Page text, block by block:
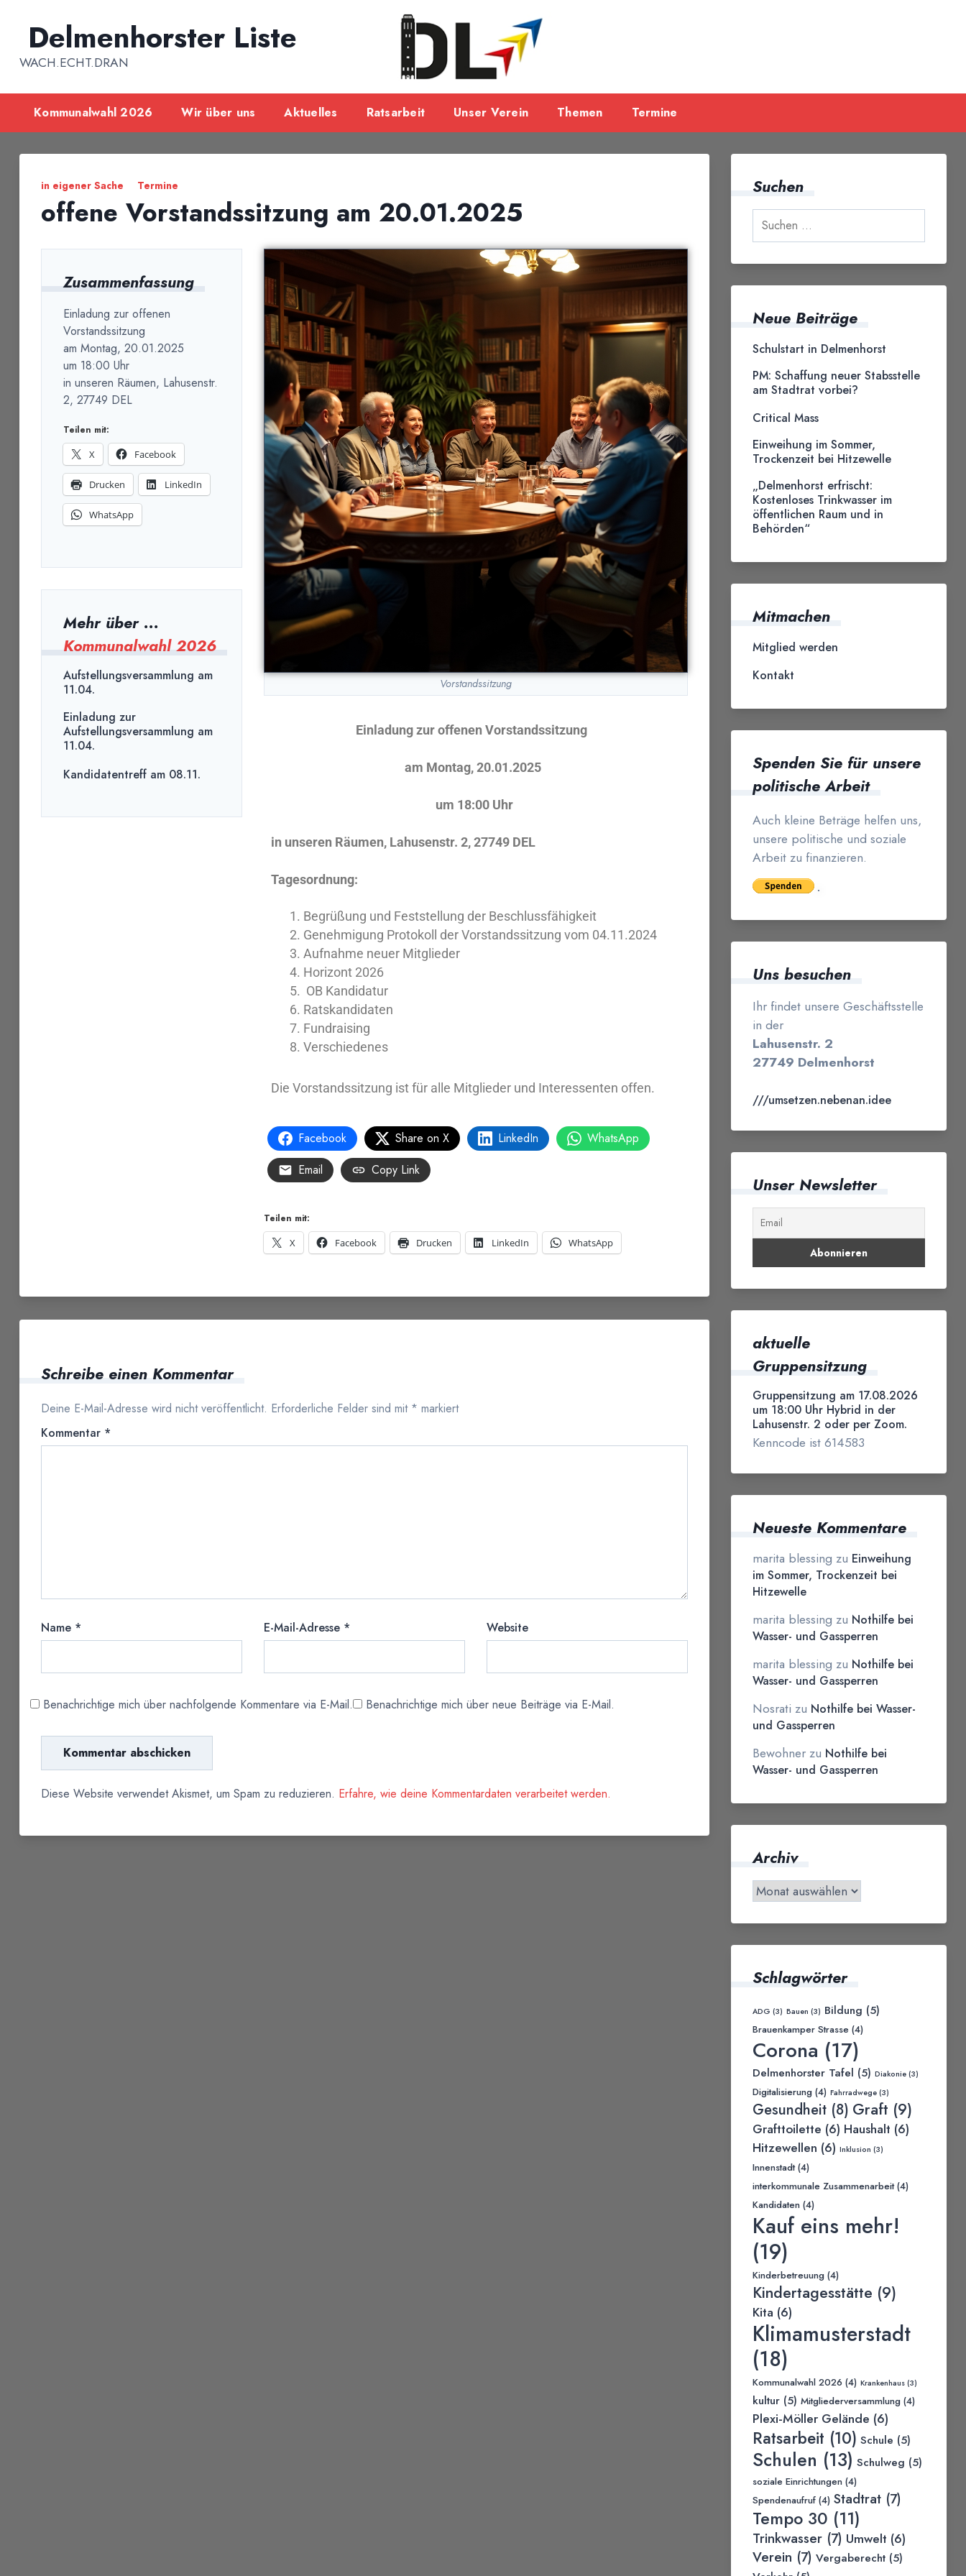
Delmenhorster Liste
WACH.ECHT.DRAN
Kommunalwahl 2026 Wir über uns Aktuelles Ratsarbeit Unser Verein Themen Termine
in eigener Sache Termine
offene Vorstandssitzung am 20.01.2025
Zusammenfassung
Einladung zur offenen
Vorstandssitzung
am Montag, 20.01.2025
um 18:00 Uhr
in unseren Räumen, Lahusenstr.
2, 27749 DEL
Teilen mit:
X
Facebook
Drucken LinkedIn
WhatsApp
Mehr über ...
Kommunalwahl 2026
Aufstellungsversammlung am
11.04.
Einladung zur
Aufstellungsversammlung am
11.04.
Kandidatentreff am 08.11.
Vorstandssitzung
Einladung zur offenen Vorstandssitzung
am Montag, 20.01.2025
um 18:00 Uhr
in unseren Räumen, Lahusenstr. 2, 27749 DEL
Tagesordnung:
Begrüßung und Feststellung der Beschlussfähigkeit
Genehmigung Protokoll der Vorstandssitzung vom 04.11.2024
Aufnahme neuer Mitglieder
Horizont 2026
OB Kandidatur
Ratskandidaten
Fundraising
Verschiedenes
Die Vorstandssitzung ist für alle Mitglieder und Interessenten offen.
Facebook Share on X LinkedIn
WhatsApp
Email
Copy Link
Teilen mit:
X
Facebook Drucken LinkedIn WhatsApp
Schreibe einen Kommentar
Deine E-Mail-Adresse wird nicht veröffentlicht. Erforderliche Felder sind mit * markiert
Kommentar *
Name * E-Mail-Adresse * Website
Benachrichtige mich über nachfolgende Kommentare via E-Mail. Benachrichtige mich über neue Beiträge via E-Mail.
Diese Website verwendet Akismet, um Spam zu reduzieren. Erfahre, wie deine Kommentardaten verarbeitet werden.
Suchen
Neue Beiträge
Schulstart in Delmenhorst
PM: Schaffung neuer Stabsstelle
am Stadtrat vorbei?
Critical Mass
Einweihung im Sommer,
Trockenzeit bei Hitzewelle
„Delmenhorst erfrischt:
Kostenloses Trinkwasser im
öffentlichen Raum und in
Behörden“
Mitmachen
Mitglied werden
Kontakt
Spenden Sie für unsere
politische Arbeit
Auch kleine Beträge helfen uns,
unsere politische und soziale
Arbeit zu finanzieren.
Uns besuchen
Ihr findet unsere Geschäftsstelle
in der
Lahusenstr. 2
27749 Delmenhorst
///umsetzen.nebenan.idee
Unser Newsletter
aktuelle
Gruppensitzung
Gruppensitzung am 17.08.2026
um 18:00 Uhr Hybrid in der
Lahusenstr. 2 oder per Zoom.
Kenncode ist 614583
Neueste Kommentare
marita blessing zu Einweihung
im Sommer, Trockenzeit bei
Hitzewelle
marita blessing zu Nothilfe bei
Wasser- und Gassperren
marita blessing zu Nothilfe bei
Wasser- und Gassperren
Nosrati zu Nothilfe bei Wasser-
und Gassperren
Bewohnerzu Nothilfe bei
Wasser- und Gassperren
Archiv
Schlagwörter
ADG (3) Bauen (3) Bildung (5)
Brauenkamper Strasse (4)
Corona (17)
Delmenhorster Tafel (5) Diakonie (3)
Digitalisierung (4) Fahrradwege (3)
Gesundheit (8) Graft (9)
Grafttoilette (6) Haushalt (6)
Hitzewellen (6) Inklusion (3)
Innenstadt(4)
interkommunale Zusammenarbeit(4)
Kandidaten (4)
Kauf eins mehr!
(19)
Kinderbetreuung (4)
Kindertagesstätte (9)
Kita (6)
Klimamusterstadt
(18)
Kommunalwahl 2026 (4) Krankenhaus (3)
kultur (5) Mitgliederversammlung (4)
Plexi-Möller Gelände (6)
Ratsarbeit (10) Schule (5)
Schulen (13) Schulweg (5)
soziale Einrichtungen (4)
Spendenaufruf (4) Stadtrat (7)
Tempo 30 (11)
Trinkwasser (7) Umwelt (6)
Verein (7) Vergaberecht (5)